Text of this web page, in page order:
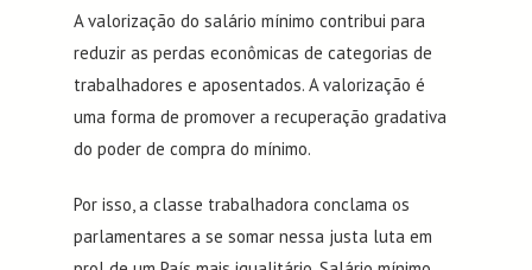
A valorização do salário mínimo contribui para
reduzir as perdas econômicas de categorias de
trabalhadores e aposentados. A valorização é
uma forma de promover a recuperação gradativa
do poder de compra do mínimo.
Por isso, a classe trabalhadora conclama os
parlamentares a se somar nessa justa luta em